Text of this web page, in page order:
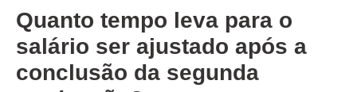
Quanto tempo leva para o
salário ser ajustado após a
conclusão da segunda